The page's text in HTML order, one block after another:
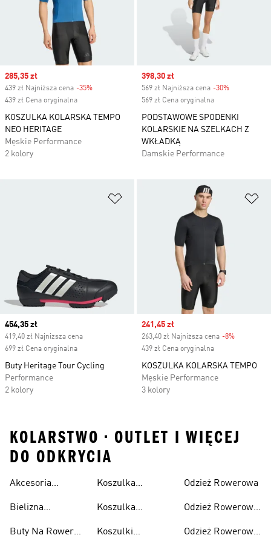
Sale price
285,35 zł
439 zł Najniższa cena -35%
439 zł Cena oryginalna
KOSZULKA KOLARSKA TEMPO
NEO HERITAGE
Męskie Performance
2 kolory
Sale price
398,30 zł
569 zł Najniższa cena -30%
569 zł Cena oryginalna
PODSTAWOWE SPODENKI
KOLARSKIE NA SZELKACH Z
WKŁADKĄ
Damskie Performance
Dodaj do listy życzeń
Current price
454,35 zł
419,40 zł Najniższa cena
699 zł Cena oryginalna
Buty Heritage Tour Cycling
Performance
2 kolory
Sale price
241,45 zł
263,40 zł Najniższa cena -8%
439 zł Cena oryginalna
KOSZULKA KOLARSKA TEMPO
Męskie Performance
3 kolory
KOLARSTWO • OUTLET I WIĘCEJ
DO ODKRYCIA
Akcesoria
Bielizna
Buty Na Rower
Koszulka
Damska
Koszulka
Koszulki
Odzież Rowerowa
Odzież Rowerowa
Odzież Rowerowa